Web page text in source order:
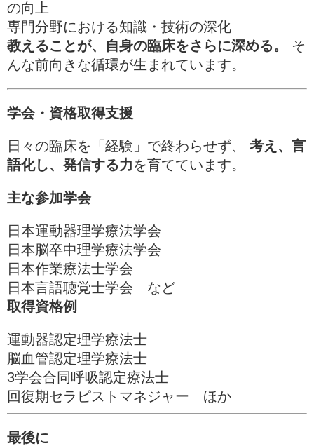
の向上
専門分野における知識・技術の深化
教えることが、自身の臨床をさらに深める。
そ
んな前向きな循環が生まれています。
学会・資格取得支援
日々の臨床を「経験」で終わらせず、 考え、言
語化し、発信する力を育てています。
主な参加学会
日本運動器理学療法学会
日本脳卒中理学療法学会
日本作業療法士学会
日本言語聴覚士学会 など
取得資格例
運動器認定理学療法士
脳血管認定理学療法士
3学会合同呼吸認定療法士
回復期セラピストマネジャー ほか
最後に